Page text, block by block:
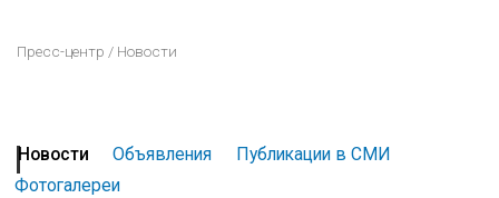
Пресс-центр / Новости
Новости Объявления
Публикации в СМИ
Фотогалереи